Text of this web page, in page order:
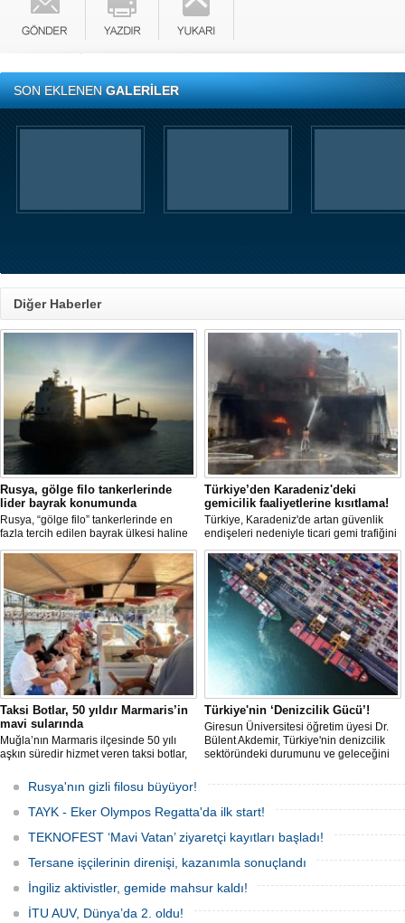
SON EKLENENGALERİLER
Diğer Haberler
Rusya, gölge filo tankerlerinde
lider bayrak konumunda
Rusya, “gölge filo” tankerlerinde en
fazla tercih edilen bayrak ülkesi haline
geldi. Yaptırım baskısının artmasıyla
birlikte çok sayıda tanker Rus bayrağına
geçerken, bu durum küresel denizcilik
yaptırımlarının uygulanması açısından
yeni bir tablo ortaya koyuyor.
Türkiye’den Karadeniz'deki
gemicilik faaliyetlerine kısıtlama!
Türkiye, Karadeniz'de artan güvenlik
endişeleri nedeniyle ticari gemi trafiğini
kısıtlamaya başladı. Bu durum,
bölgedeki gıda güvenliğini tehdit ediyor.
Taksi Botlar, 50 yıldır Marmaris’in
mavi sularında
Muğla’nın Marmaris ilçesinde 50 yılı
aşkın süredir hizmet veren taksi botlar,
amacıyla kullanılmaya devam ediyor.
Türkiye'nin ‘Denizcilik Gücü’!
Giresun Üniversitesi öğretim üyesi Dr.
Bülent Akdemir, Türkiye'nin denizcilik
sektöründeki durumunu ve geleceğini
Rusya'nın gizli filosu büyüyor!
TAYK - Eker Olympos Regatta'da ilk start!
TEKNOFEST ‘Mavi Vatan’ ziyaretçi kayıtları başladı!
Tersane işçilerinin direnişi, kazanımla sonuçlandı
İngiliz aktivistler, gemide mahsur kaldı!
İTU AUV, Dünya’da 2. oldu!